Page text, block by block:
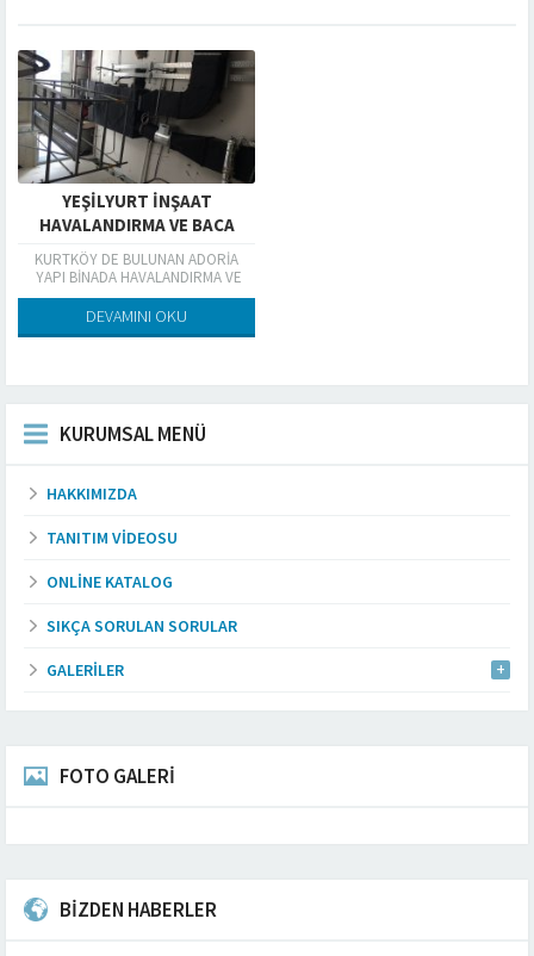
YEŞİLYURT İNŞAAT
HAVALANDIRMA VE BACA
KURTKÖY DE BULUNAN ADORİA
YAPI BİNADA HAVALANDIRMA VE
BACA SİSTEMLERİ YAPILMIŞTIR
DEVAMINI OKU
KURUMSAL MENÜ
HAKKIMIZDA
TANITIM VIDEOSU
ONLINE KATALOG
SIKÇA SORULAN SORULAR
GALERILER
FOTO GALERİ
BİZDEN HABERLER